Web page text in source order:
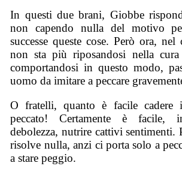
In questi due brani, Giobbe
non capendo nulla del motivo
successe queste cose. Però ora,
non sta più riposandosi nella
comportandosi in questo modo,
uomo da imitare a peccare
O fratelli, quanto è facile cadere
peccato! Certamente è facile,
debolezza, nutrire cattivi sentimenti.
risolve nulla, anzi ci porta solo a
a stare peggio.